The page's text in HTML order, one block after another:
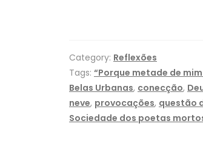
Category: Reflexões
Tags: “Porque metade de
Belas Urbanas, conecção,
neve, provocações, questão
Sociedade dos poetas